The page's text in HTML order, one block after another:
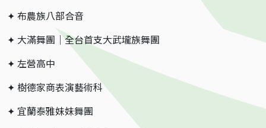
✦ 布農族八部合音
✦ 大滿舞團｜全台首支大武壠族舞團
✦ 左營高中
✦ 樹德家商表演藝術科
✦ 宜蘭泰雅妹妹舞團